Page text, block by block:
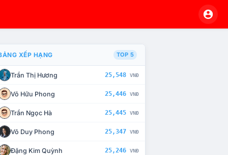
CHẾ TÀI XỬ LÝ VI PHẠM
XẾP HẠNG TOP 5
Trần Thị Hương 25,548 VNĐ
Võ Hữu Phong 25,446 VNĐ
Trần Ngọc Hà 25,445 VNĐ
Võ Duy Phong 25,347 VNĐ
Đặng Kim Quỳnh 25,246 VNĐ